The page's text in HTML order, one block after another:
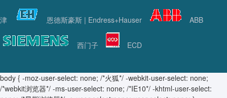
津 恩德斯豪斯 | Endress+Hauser ABB
西门子 ECD
body { -moz-user-select: none; /*火狐*/ -webkit-user-select: none;
/*webkit浏览器*/ -ms-user-select: none; /*IE10*/ -khtml-user-select: